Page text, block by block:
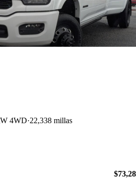
4WD 22,338 millas